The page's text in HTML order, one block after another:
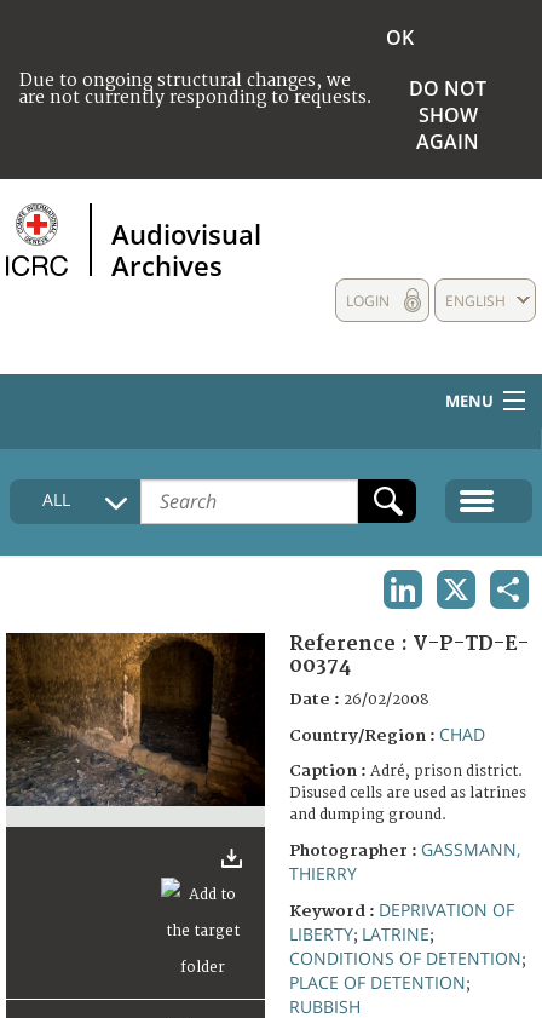
Due to ongoing structural changes, we
are not currently responding to requests.
OK
DO NOT
SHOW
AGAIN
Audiovisual
Archives
ENGLISH
LOGIN
MENU
HOME
COLLECTIONS DESCRIPTION
FAQ
ALL
Reference : V-P-TD-E-
00374
Date : 26/02/2008
Country/Region : CHAD
Caption : Adré, prison district.
Disused cells are used as latrines
and dumping ground.
Photographer : GASSMANN,
THIERRY
Keyword : DEPRIVATION OF
LIBERTY; LATRINE;
CONDITIONS OF DETENTION;
PLACE OF DETENTION;
RUBBISH